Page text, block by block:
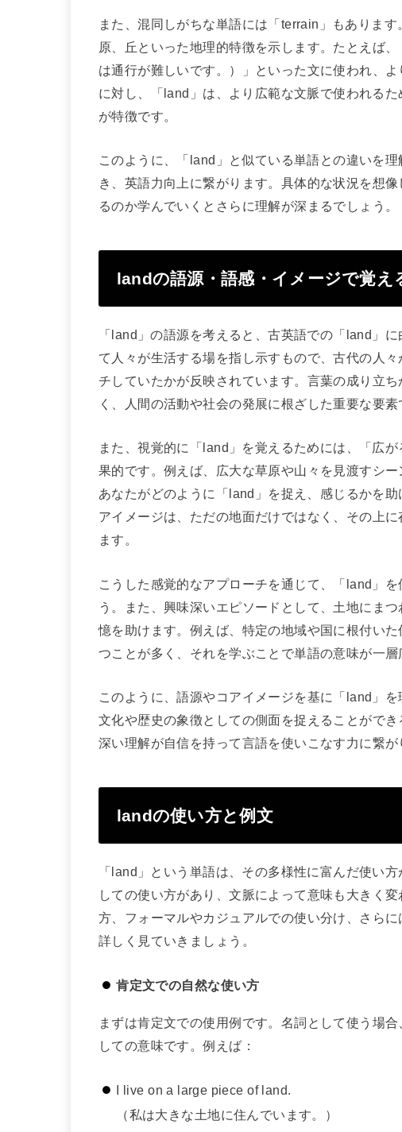
また、混同しがちな単語には「terrain」もありま
原、丘といった地理的特徴を示します。たとえば
は通行が難しいです。）」といった文に使われ、
に対し、「land」は、より広範な文脈で使われる
が特徴です。
このように、「land」と似ている単語との違いを
き、英語力向上に繋がります。具体的な状況を想
るのか学んでいくとさらに理解が深まるでしょう。
landの語源・語感・イメージで覚え
「land」の語源を考えると、古英語での「land」
て人々が生活する場を指し示すもので、古代の人
チしていたかが反映されています。言葉の成り立
く、人間の活動や社会の発展に根ざした重要な要素
また、視覚的に「land」を覚えるためには、「広
果的です。例えば、広大な草原や山々を見渡すシ
あなたがどのように「land」を捉え、感じるかを
アイメージは、ただの地面だけではなく、その上
ます。
こうした感覚的なアプローチを通じて、「land」
う。また、興味深いエピソードとして、土地にま
憶を助けます。例えば、特定の地域や国に根付い
つことが多く、それを学ぶことで単語の意味が一層
このように、語源やコアイメージを基に「land」
文化や歴史の象徴としての側面を捉えることがで
深い理解が自信を持って言語を使いこなす力に繋が
landの使い方と例文
「land」という単語は、その多様性に富んだ使い
しての使い方があり、文脈によって意味も大きく
方、フォーマルやカジュアルでの使い分け、さら
詳しく見ていきましょう。
肯定文での自然な使い方
まずは肯定文での使用例です。名詞として使う場
しての意味です。例えば：
I live on a large piece of land.
（私は大きな土地に住んでいます。）